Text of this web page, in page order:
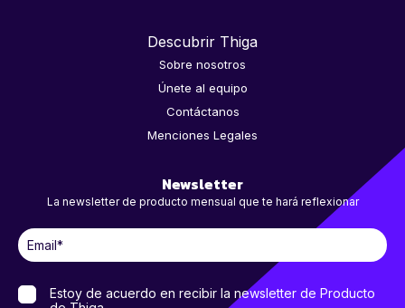
Descubrir Thiga
Sobre nosotros
Únete al equipo
Contáctanos
Menciones Legales
Newsletter
La newsletter de producto mensual que te hará reflexionar
Estoy de acuerdo en recibir la newsletter de Producto